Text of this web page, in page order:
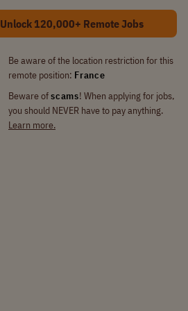
Unlock 120,000+ Remote Jobs
Be aware of the location restriction for this
remote position: France
Beware ofscams! When applying for jobs,
you should NEVER have to pay anything.
Learn more.